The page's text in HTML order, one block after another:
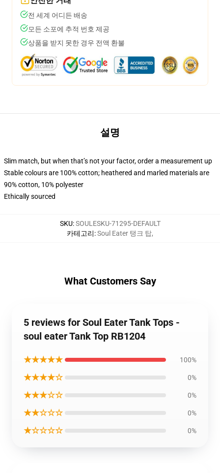
전 세계 어디든 배송
모든 소포에 추적 번호 제공
상품을 받지 못한 경우 전액 환불
설명
Slim match, but when that’s not your factor, order a measurement up
Stable colours are 100% cotton; heathered and marled materials are
90% cotton, 10% polyester
Ethically sourced
SKU:SOULESKU-71295-DEFAULT
카테고리:Soul Eater 탱크 탑,
What Customers Say
5 reviews for Soul Eater Tank Tops -
soul eater Tank Top RB1204
★★★★★ 100%
★★★★☆ 0%
★★★☆☆ 0%
★★☆☆☆ 0%
★☆☆☆☆ 0%